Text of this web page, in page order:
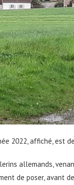
2022, affiché, est
allemands,
de poser, avant